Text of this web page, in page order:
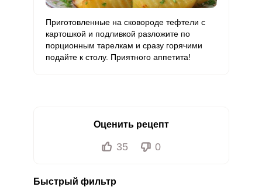
Приготовленные на сковороде тефтели с
картошкой и подливкой разложите по
порционным тарелкам и сразу горячими
подайте к столу. Приятного аппетита!
Оценить рецепт
35 0
Быстрый фильтр